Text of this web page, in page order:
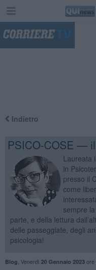
Indietro
PSICO-COSE —
Laureata
in
presso il
come
sempre
parte, e della lettura
delle passeggiate, degli
psicologia!
Blog Venerdì 20 Gennaio 2023ore